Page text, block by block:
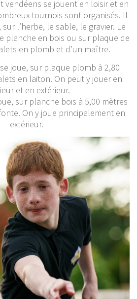
vendéens se jouent en loisir et en
tournois sont organisés. Il
l’herbe, le sable, le gravier. Le
planche en bois ou sur plaque de
en plomb et d’un maître.
joue, sur plaque plomb à 2,80
en laiton. On peut y jouer en
et en extérieur.
sur planche bois à 5,00 mètres
On y joue principalement en
extérieur.